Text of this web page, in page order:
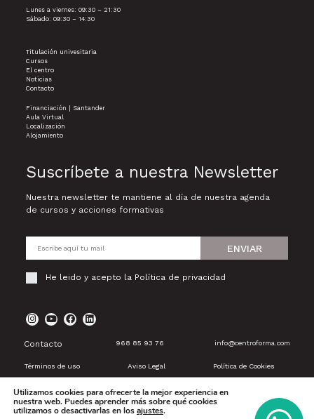
Lunes a viernes: 09:30 – 21:30
Sábado: 09:30 – 14:30
Titulación univesitaria
Cursos
El centro
Noticias
Contacto
Financiación | Santander
Aula Virtual
Localización
Alojamiento
Suscríbete a nuestra Newsletter
Nuestra newsletter te mantiene al día de nuestra agenda
de cursos y acciones formativas
He leido y acepto la Política de privacidad
ENVIAR
Contacto 968 85 93 76 info@centroforma.com
Términos de uso Aviso Legal Política de Cookies
Utilizamos cookies para ofrecerte la mejor experiencia en
nuestra web. Puedes aprender más sobre qué cookies
utilizamos o desactivarlas en losajustes.